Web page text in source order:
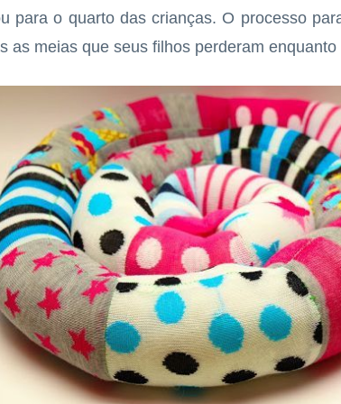
para o quarto das crianças. O processo
as meias que seus filhos perderam enquanto